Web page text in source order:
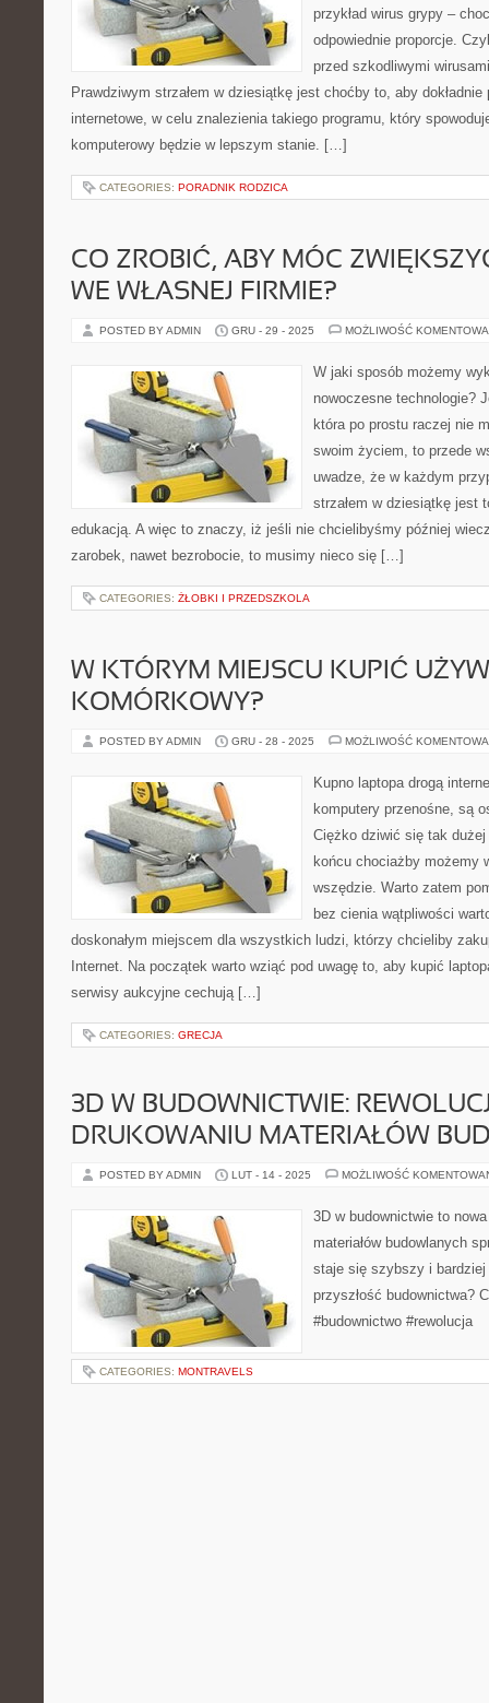
przykład wirus grypy –
odpowiednie proporcje.
przed szkodliwymi
Prawdziwym strzałem w dziesiątkę jest choćby to, aby
internetowe, w celu znalezienia takiego programu, który
komputerowy będzie w lepszym stanie. […]
CATEGORIES: PORADNIK RODZICA
CO ZROBIĆ, ABY MÓC
WE WŁASNEJ FIRMIE?
POSTED BY ADMIN GRU - 29 - 2025 MOŻLIWOŚĆ
W jaki sposób możemy
nowoczesne technologie?
która po prostu raczej nie
swoim życiem, to przede
uwadze, że w każdym
strzałem w dziesiątkę jest
edukacją. A więc to znaczy, iż jeśli nie chcielibyśmy później
zarobek, nawet bezrobocie, to musimy nieco się […]
CATEGORIES: ŻŁOBKI I PRZEDSZKOLA
W KTÓRYM MIEJSCU KUPIĆ
KOMÓRKOWY?
POSTED BY ADMIN GRU - 28 - 2025 MOŻLIWOŚĆ
Kupno laptopa drogą
komputery przenośne, są
Ciężko dziwić się tak
końcu chociażby możemy
wszędzie. Warto zatem
bez cienia wątpliwości
doskonałym miejscem dla wszystkich ludzi, którzy chcieliby
Internet. Na początek warto wziąć pod uwagę to, aby kupić
serwisy aukcyjne cechują […]
CATEGORIES: GRECJA
3D W BUDOWNICTWIE:
DRUKOWANIU MATERIAŁÓW
POSTED BY ADMIN LUT - 14 - 2025 MOŻLIWOŚĆ
3D w budownictwie to
materiałów budowlanych
staje się szybszy i
przyszłość budownictwa?
#budownictwo #rewolucja
CATEGORIES: MONTRAVELS